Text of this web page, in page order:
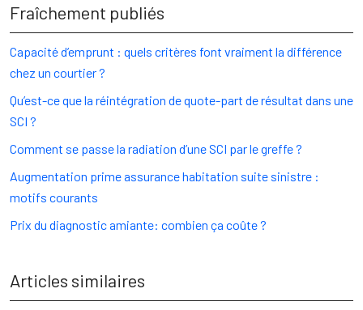
Fraîchement publiés
Capacité d’emprunt : quels critères font vraiment la différence
chez un courtier ?
Qu’est-ce que la réintégration de quote-part de résultat dans une
SCI ?
Comment se passe la radiation d’une SCI par le greffe ?
Augmentation prime assurance habitation suite sinistre :
motifs courants
Prix du diagnostic amiante: combien ça coûte ?
Articles similaires